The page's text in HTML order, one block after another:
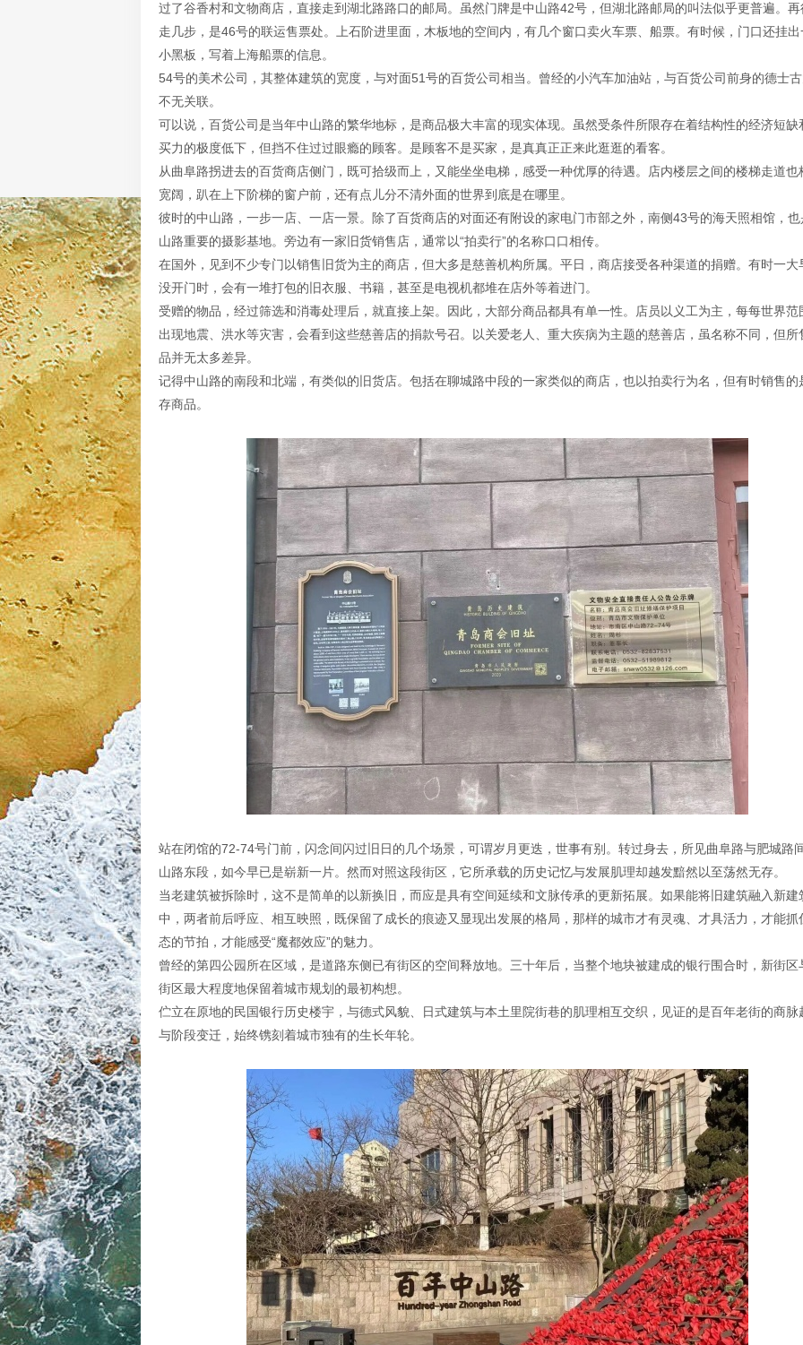
过了谷香村和文物商店，直接走到湖北路路口的邮局。虽然门牌是中山路42号，但湖北路邮局的叫法似乎更普遍。再
走几步，是46号的联运售票处。上石阶进里面，木板地的空间内，有几个窗口卖火车票、船票。有时候，门口还挂出
小黑板，写着上海船票的信息。
54号的美术公司，其整体建筑的宽度，与对面51号的百货公司相当。曾经的小汽车加油站，与百货公司前身的德士
不无关联。
可以说，百货公司是当年中山路的繁华地标，是商品极大丰富的现实体现。虽然受条件所限存在着结构性的经济短缺
买力的极度低下，但挡不住过过眼瘾的顾客。是顾客不是买家，是真真正正来此逛逛的看客。
从曲阜路拐进去的百货商店侧门，既可拾级而上，又能坐坐电梯，感受一种优厚的待遇。店内楼层之间的楼梯走道也
宽阔，趴在上下阶梯的窗户前，还有点儿分不清外面的世界到底是在哪里。
彼时的中山路，一步一店、一店一景。除了百货商店的对面还有附设的家电门市部之外，南侧43号的海天照相馆，也
山路重要的摄影基地。旁边有一家旧货销售店，通常以“拍卖行”的名称口口相传。
在国外，见到不少专门以销售旧货为主的商店，但大多是慈善机构所属。平日，商店接受各种渠道的捐赠。有时一大
没开门时，会有一堆打包的旧衣服、书籍，甚至是电视机都堆在店外等着进门。
受赠的物品，经过筛选和消毒处理后，就直接上架。因此，大部分商品都具有单一性。店员以义工为主，每每世界范
出现地震、洪水等灾害，会看到这些慈善店的捐款号召。以关爱老人、重大疾病为主题的慈善店，虽名称不同，但所
品并无太多差异。
记得中山路的南段和北端，有类似的旧货店。包括在聊城路中段的一家类似的商店，也以拍卖行为名，但有时销售的
存商品。
站在闭馆的72-74号门前，闪念间闪过旧日的几个场景，可谓岁月更迭，世事有别。转过身去，所见曲阜路与肥城路
山路东段，如今早已是崭新一片。然而对照这段街区，它所承载的历史记忆与发展肌理却越发黯然以至荡然无存。
当老建筑被拆除时，这不是简单的以新换旧，而应是具有空间延续和文脉传承的更新拓展。如果能将旧建筑融入新建
中，两者前后呼应、相互映照，既保留了成长的痕迹又显现出发展的格局，那样的城市才有灵魂、才具活力，才能抓
态的节拍，才能感受“魔都效应”的魅力。
曾经的第四公园所在区域，是道路东侧已有街区的空间释放地。三十年后，当整个地块被建成的银行围合时，新街区
街区最大程度地保留着城市规划的最初构想。
伫立在原地的民国银行历史楼宇，与德式风貌、日式建筑与本土里院街巷的肌理相互交织，见证的是百年老街的商脉
与阶段变迁，始终镌刻着城市独有的生长年轮。